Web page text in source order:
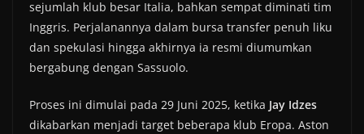
sejumlah klub besar Italia, bahkan sempat diminati tim
Inggris. Perjalanannya dalam bursa transfer penuh liku
dan spekulasi hingga akhirnya ia resmi diumumkan
bergabung dengan Sassuolo.
Proses ini dimulai pada 29 Juni 2025, ketika Jay Idzes
dikabarkan menjadi target beberapa klub Eropa. Aston